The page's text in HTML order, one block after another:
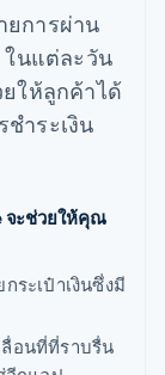
ยการผ่าน
ในแต่ละวัน
ยให้ลูกค้าได้
ำระเงิน
จะช่วยให้คุณ
ระเป๋าเงินซึ่งมี
อนที่ที่ราบรื่น